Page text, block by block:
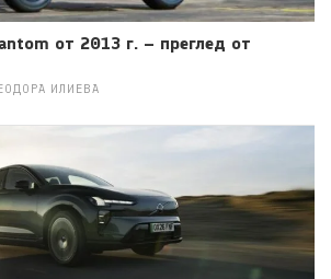
от 2013 г. – преглед от
ИЛИЕВА